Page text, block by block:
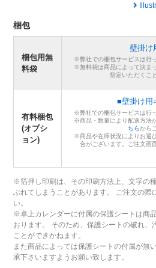
梱包
梱包用無
料袋
壁掛け
※弊社での梱包サービスは行
※無料袋は商品によって決ま
指定いただくこ
有料梱包
(オプシ
ョン)
■壁掛け用
※弊社での梱包サービスは行
※商品・数量により配送方法
ちらから
※商品や在庫状況によりお選
合がございます。ご注文画
※箔押し印刷は、その印刷方法上、文字の
ぶれてしまうことがあります。 ご注文の際
い。
※卓上カレンダーに付属の保護シートは商
おります。 そのため、保護シートの破れ、
ことができかねます。
また商品によっては保護シートの付属が無
承下さいますようお願い致します。